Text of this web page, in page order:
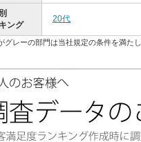
ング
20代
グレーの部門は当社規定の条件を満た